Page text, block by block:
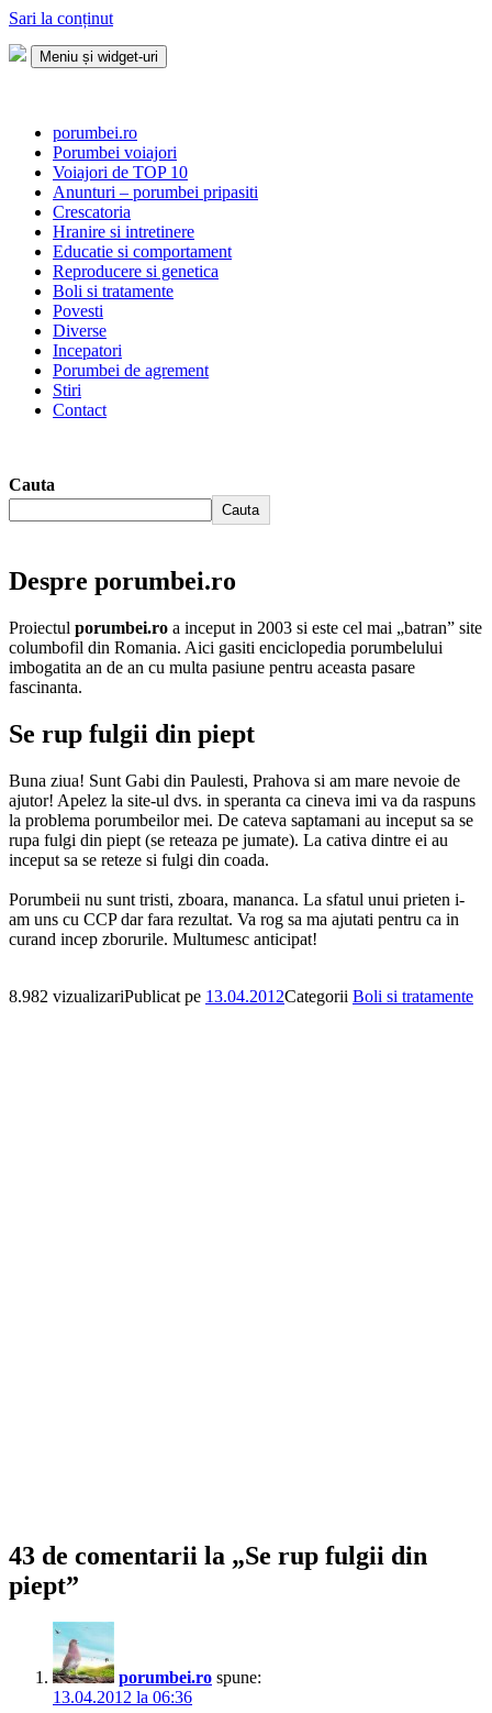
Sari la conținut
Meniu și widget-uri
porumbei.ro
Porumbei voiajori
Voiajori de TOP 10
Anunturi – porumbei pripasiti
Crescatoria
Hranire si intretinere
Educatie si comportament
Reproducere si genetica
Boli si tratamente
Povesti
Diverse
Incepatori
Porumbei de agrement
Stiri
Contact
Cauta
Cauta
Despre porumbei.ro
Proiectul porumbei.ro a inceput in 2003 si este cel mai „batran” site
columbofil din Romania. Aici gasiti enciclopedia porumbelului
imbogatita an de an cu multa pasiune pentru aceasta pasare
fascinanta.
Se rup fulgii din piept
Buna ziua! Sunt Gabi din Paulesti, Prahova si am mare nevoie de
ajutor! Apelez la site-ul dvs. in speranta ca cineva imi va da raspuns
la problema porumbeilor mei. De cateva saptamani au inceput sa se
rupa fulgi din piept (se reteaza pe jumate). La cativa dintre ei au
inceput sa se reteze si fulgi din coada.
Porumbeii nu sunt tristi, zboara, mananca. La sfatul unui prieten i-
am uns cu CCP dar fara rezultat. Va rog sa ma ajutati pentru ca in
curand incep zborurile. Multumesc anticipat!
8.982 vizualizariPublicat pe 13.04.2012Categorii Boli si tratamente
43 de comentarii la „Se rup fulgii din
piept”
porumbei.ro spune:
13.04.2012 la 06:36